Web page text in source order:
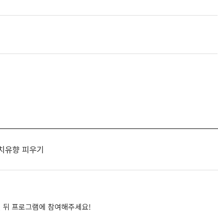
유향 피우기
프로그램에 참여해주세요!